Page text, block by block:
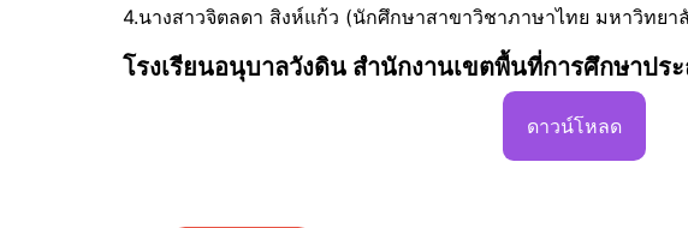
4.นางสาวจิตลดา สิงห์แก้ว (นักศึกษาสาขาวิชาภาษาไทย มหาวิทยา
โรงเรียนอนุบาลวังดิน สำนักงานเขตพื้นที่การศึกษาปร
ดาวน์โหลด